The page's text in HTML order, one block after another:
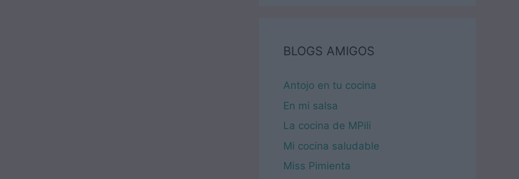
BLOGS AMIGOS
Antojo en tu cocina
En mi salsa
La cocina de MPili
Mi cocina saludable
Miss Pimienta